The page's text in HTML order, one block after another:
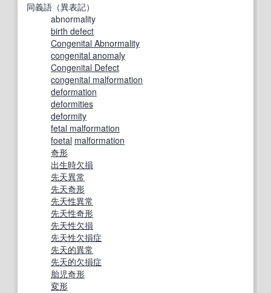
同義語（異表記）
abnormality
birth defect
Congenital Abnormality
congenital anomaly
Congenital Defect
congenital malformation
deformation
deformities
deformity
fetal malformation
foetal malformation
奇形
出生時欠損
先天異常
先天奇形
先天性異常
先天性奇形
先天性欠損
先天性欠損症
先天的異常
先天的欠損症
胎児奇形
変形